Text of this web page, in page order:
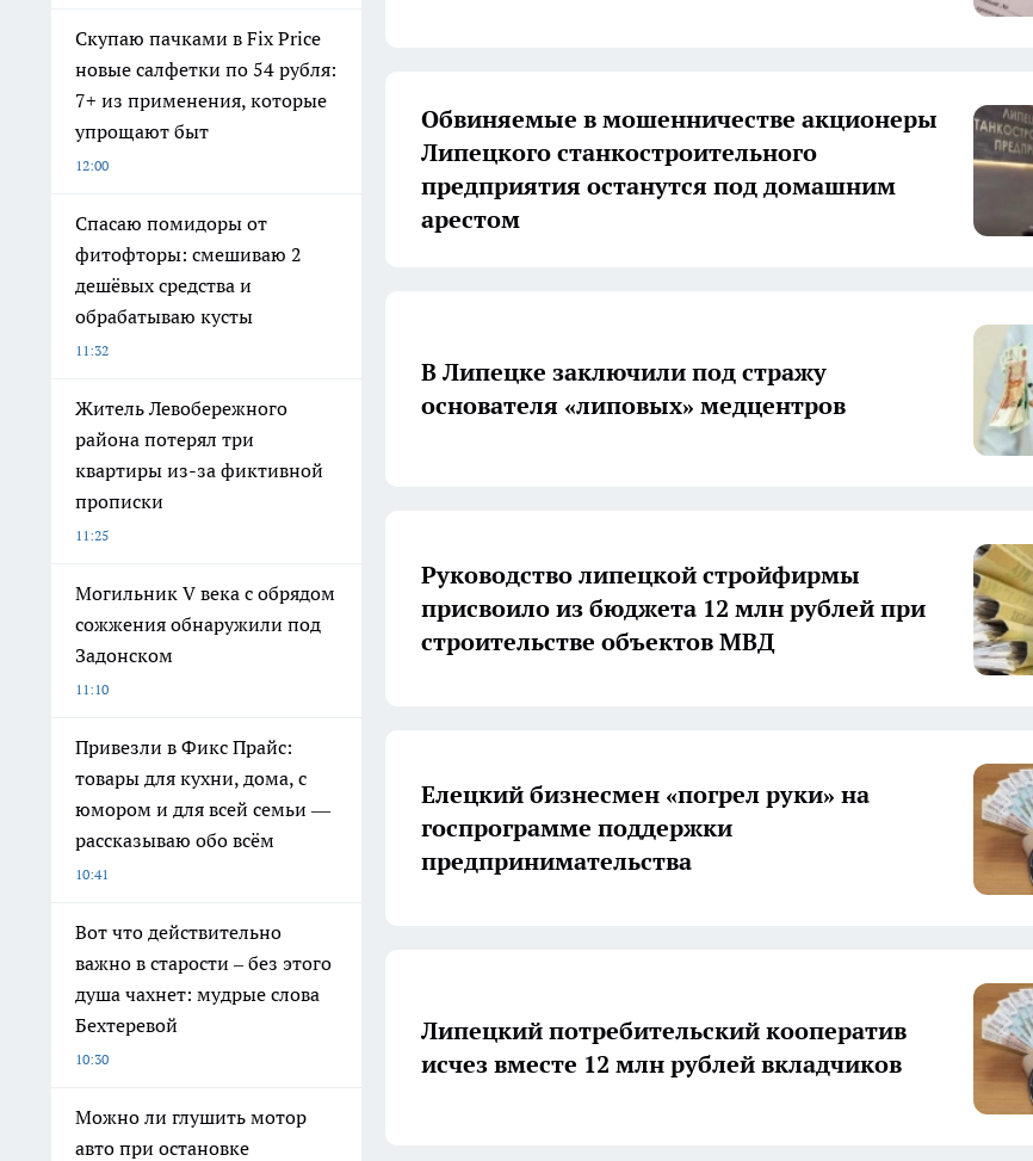
Скупаю пачками в Fix Price
новые салфетки по 54 рубля:
7+ из применения, которые
упрощают быт
12:00
Спасаю помидоры от
фитофторы: смешиваю 2
дешёвых средства и
обрабатываю кусты
11:32
Житель Левобережного
района потерял три
квартиры из-за фиктивной
прописки
11:25
Могильник V века с обрядом
сожжения обнаружили под
Задонском
11:10
Привезли в Фикс Прайс:
товары для кухни, дома, с
юмором и для всей семьи —
рассказываю обо всём
10:41
Вот что действительно
важно в старости – без этого
душа чахнет: мудрые слова
Бехтеревой
10:30
Можно ли глушить мотор
авто при остановке
Обвиняемые в мошенничестве акционеры
Липецкого станкостроительного
предприятия останутся под домашним
арестом
В Липецке заключили под стражу
основателя «липовых» медцентров
Руководство липецкой стройфирмы
присвоило из бюджета 12 млн рублей при
строительстве объектов МВД
Елецкий бизнесмен «погрел руки» на
госпрограмме поддержки
предпринимательства
Липецкий потребительский кооператив
исчез вместе 12 млн рублей вкладчиков